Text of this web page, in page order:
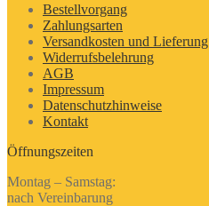
Bestellvorgang
Zahlungsarten
Versandkosten und Lieferung
Widerrufsbelehrung
AGB
Impressum
Datenschutzhinweise
Kontakt
Öffnungszeiten
Montag – Samstag:
nach Vereinbarung